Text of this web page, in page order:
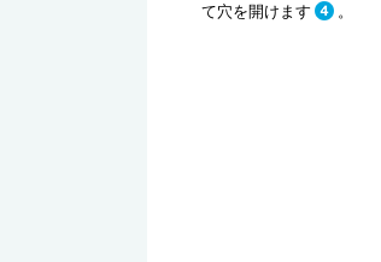
て穴を開けます
。